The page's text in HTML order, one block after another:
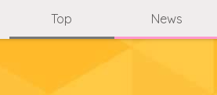
Top News